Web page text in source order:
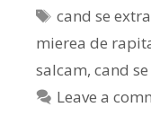
cand se
mierea de
salcam, cand
Leave a